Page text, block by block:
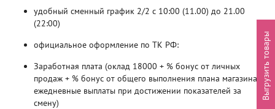
удобный сменный график 2/2 с 10:00 (11.00) до 21.00
(22:00)
официальное оформление по ТК РФ:
Заработная плата (оклад 18000 + % бонус от личных
продаж + % бонус от общего выполнения плана магазина,
ежедневные выплаты при достижении показателей за
смену)
Выгрузить товары